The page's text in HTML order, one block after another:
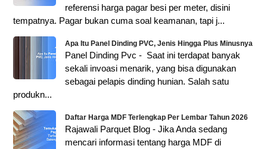
referensi harga pagar besi per meter, disini
tempatnya. Pagar bukan cuma soal keamanan, tapi j...
Apa Itu Panel Dinding PVC, Jenis Hingga Plus Minusnya
Panel Dinding Pvc - Saat ini terdapat banyak
sekali invoasi menarik, yang bisa digunakan
sebagai pelapis dinding hunian. Salah satu
produkn...
Daftar Harga MDF Terlengkap Per Lembar Tahun 2026
Rajawali Parquet Blog - Jika Anda sedang
mencari informasi tentang harga MDF di